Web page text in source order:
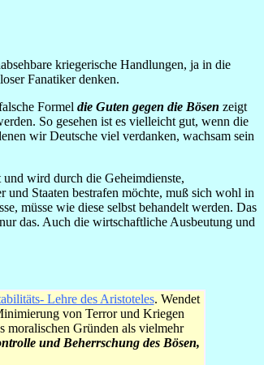
kriegerische Handlungen, ja in die
Fanatiker denken.
Formel die Guten gegen die Bösen zeigt
So gesehen ist es vielleicht gut, wenn die
wir Deutsche viel verdanken, wachsam sein
wird durch die Geheimdienste,
Staaten bestrafen möchte, muß sich wohl in
müsse wie diese selbst behandelt werden. Das
das. Auch die wirtschaftliche Ausbeutung und
Lehre des Aristoteles. Wendet
von Terror und Kriegen
moralischen Gründen als vielmehr
und Beherrschung des Bösen,